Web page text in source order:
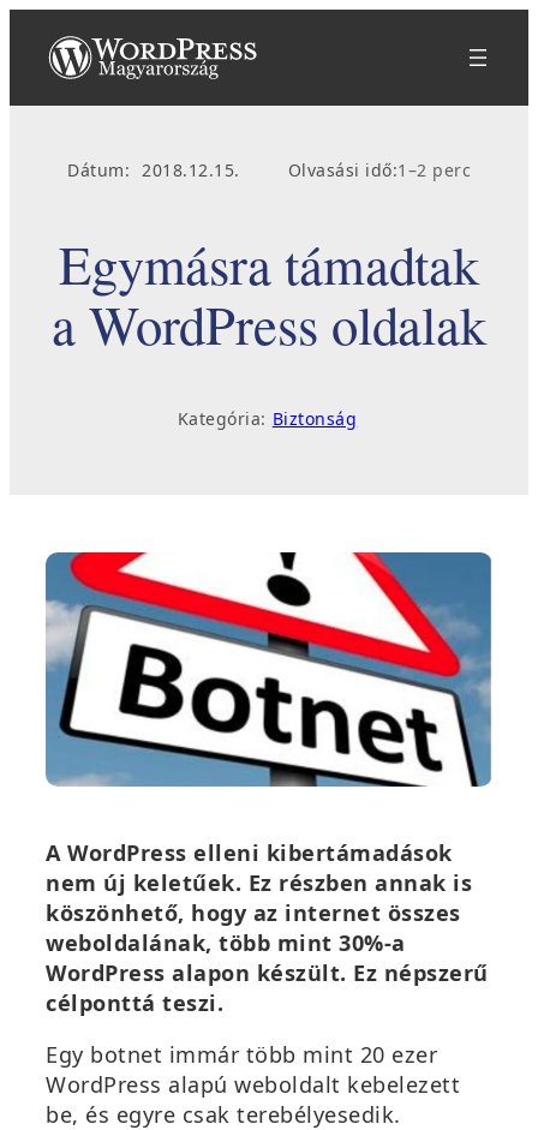
tartalomhoz
Dátum: 2018.12.15. Olvasási idő:1–2 perc
Egymásra támadtak
a WordPress oldalak
Kategória: Biztonság
A WordPress elleni kibertámadások
nem új keletűek. Ez részben annak is
köszönhető, hogy az internet összes
weboldalának, több mint 30%-a
WordPress alapon készült. Ez népszerű
célponttá teszi.
Egy botnet immár több mint 20 ezer
WordPress alapú weboldalt kebelezett
be, és egyre csak terebélyesedik.